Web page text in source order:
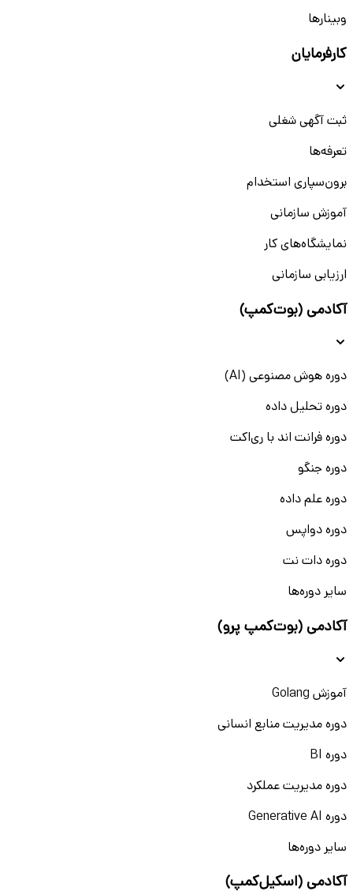
وبینار‌‌ها
کارفرمایان
ثبت آگهی شغلی
تعرفه‌ها
برون‌سپاری استخدام
آموزش سازمانی
نمایشگاه‌های کار
ارزیابی سازمانی
آکادمی (بوت‌کمپ)
دوره هوش مصنوعی (AI)
دوره تحلیل داده
دوره فرانت اند با ری‌اکت
دوره جنگو
دوره علم داده
دوره دواپس
دوره دات نت
سایر دوره‌ها
آکادمی (بوت‌کمپ پرو)
آموزش Golang
دوره مدیریت منابع انسانی
دوره BI
دوره مدیریت عملکرد
دوره Generative AI
سایر دوره‌ها
آکادمی (اسکیل‌کمپ)